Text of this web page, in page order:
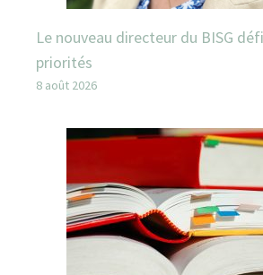
Le nouveau directeur du BISG
priorités
8 août 2026